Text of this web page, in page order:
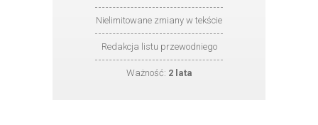
Nielimitowane zmiany w tekście
Redakcja listu przewodniego
Ważność: 2 lata